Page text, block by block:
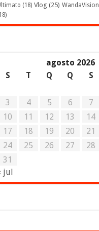
(18) Vlog (25) WandaVision
agosto 2026
S
T Q Q S
3
4 5 6 7
10
11 12 13 14
17
18 19 20 21
24
25 26 27 28
31
jul